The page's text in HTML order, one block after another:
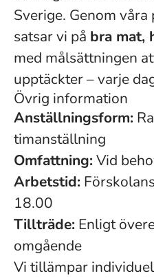
Sverige. Genom
satsar vi på bra mat,
med målsättningen
upptäckter – varje
Övrig information
Anställningsform:
timanställning
Omfattning:Vid
Arbetstid:
18.00
Tillträde: Enligt
omgående
Vi tillämpar